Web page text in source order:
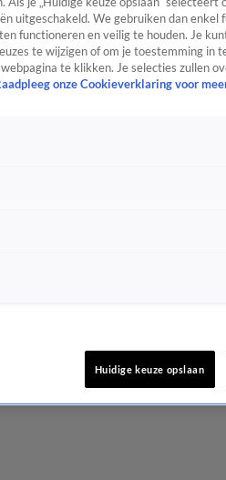
uitgeschakeld. We gebruiken dan enkel
functioneren en veilig te houden. Je
te wijzigen of om je toestemming in
te klikken. Je selecties zullen
onze Cookieverklaring voor
Huidige keuze opslaan